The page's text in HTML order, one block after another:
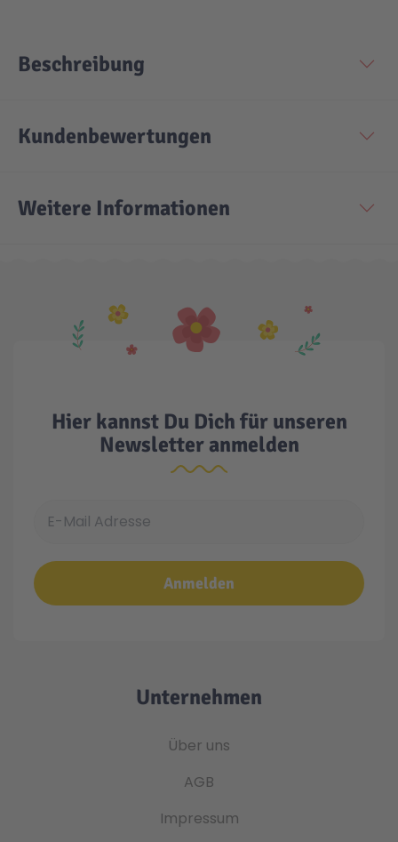
Beschreibung
Kundenbewertungen
Weitere Informationen
Hier kannst Du Dich für unseren
Newsletter anmelden
Anmelden
Unternehmen
Über uns
AGB
Impressum